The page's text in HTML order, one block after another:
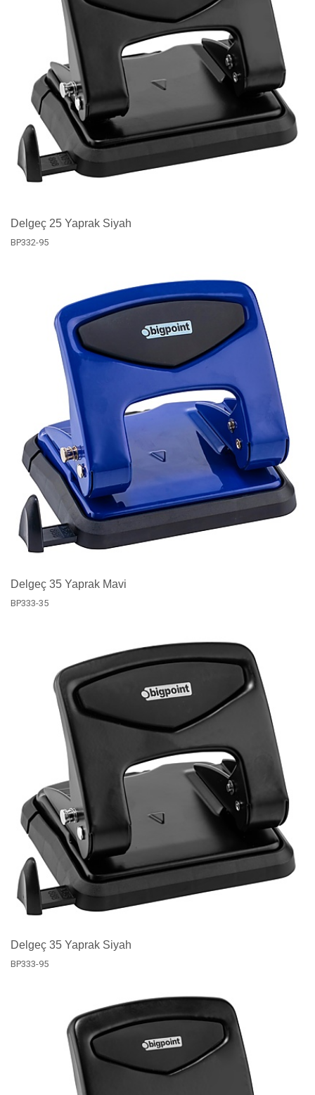
Delgeç 25 Yaprak Siyah
BP332-95
Delgeç 35 Yaprak Mavi
BP333-35
Delgeç 35 Yaprak Siyah
BP333-95